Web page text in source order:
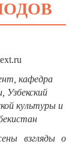
кафедра
Узбекский
культуры и
взгляды о